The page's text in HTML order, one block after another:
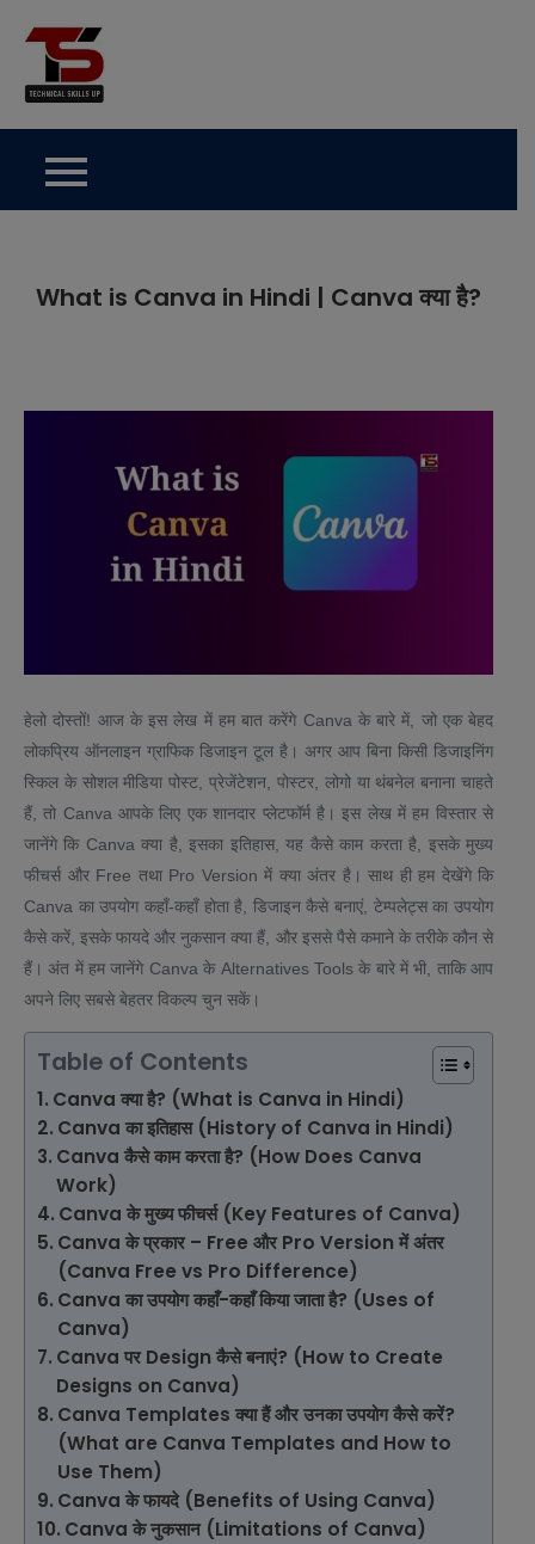
content
What is Canva in Hindi | Canva क्या है?
हेलो दोस्तों! आज के इस लेख में हम बात करेंगे Canva के बारे में, जो एक बेहद
लोकप्रिय ऑनलाइन ग्राफिक डिजाइन टूल है। अगर आप बिना किसी डिजाइनिंग
स्किल के सोशल मीडिया पोस्ट, प्रेजेंटेशन, पोस्टर, लोगो या थंबनेल बनाना चाहते
हैं, तो Canva आपके लिए एक शानदार प्लेटफॉर्म है। इस लेख में हम विस्तार से
जानेंगे कि Canva क्या है, इसका इतिहास, यह कैसे काम करता है, इसके मुख्य
फीचर्स और Free तथा Pro Version में क्या अंतर है। साथ ही हम देखेंगे कि
Canva का उपयोग कहाँ-कहाँ होता है, डिजाइन कैसे बनाएं, टेम्पलेट्स का उपयोग
कैसे करें, इसके फायदे और नुकसान क्या हैं, और इससे पैसे कमाने के तरीके कौन से
हैं। अंत में हम जानेंगे Canva के Alternatives Tools के बारे में भी, ताकि आप
अपने लिए सबसे बेहतर विकल्प चुन सकें।
Table of Contents
Canva क्या है? (What is Canva in Hindi)
Canva का इतिहास (History of Canva in Hindi)
Canva कैसे काम करता है? (How Does Canva
Work)
Canva के मुख्य फीचर्स (Key Features of Canva)
Canva के प्रकार – Free और Pro Version में अंतर
(Canva Free vs Pro Difference)
Canva का उपयोग कहाँ-कहाँ किया जाता है? (Uses of
Canva)
Canva पर Design कैसे बनाएं? (How to Create
Designs on Canva)
Canva Templates क्या हैं और उनका उपयोग कैसे करें?
(What are Canva Templates and How to
Use Them)
Canva के फायदे (Benefits of Using Canva)
Canva के नुकसान (Limitations of Canva)